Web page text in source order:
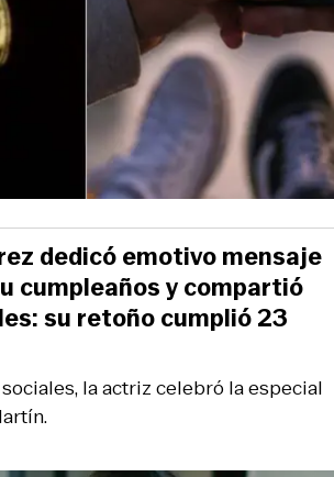
la actriz celebró la especial
dedicó emotivo mensaje
cumpleaños y compartió
su retoño cumplió 23